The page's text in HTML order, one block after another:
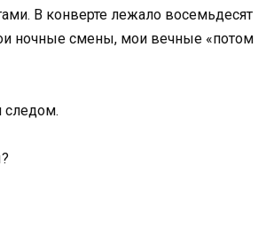
В конверте лежало восемьдесят
ночные смены, мои вечные «потом